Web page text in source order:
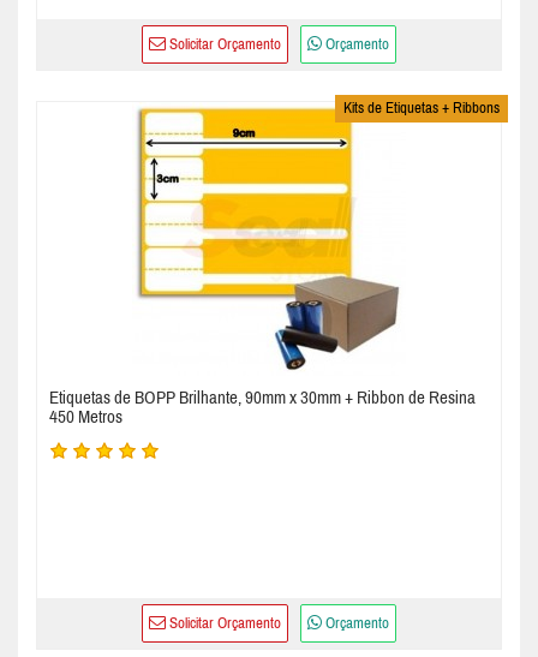
Solicitar Orçamento Orçamento
Kits de Etiquetas + Ribbons
Etiquetas de BOPP Brilhante, 90mm x 30mm + Ribbon de Resina
450 Metros
Solicitar Orçamento Orçamento